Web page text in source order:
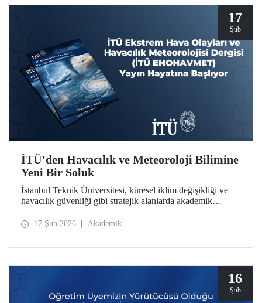
17
Şub
İTÜ’den Havacılık ve Meteoroloji Bilimine
Yeni Bir Soluk
İstanbul Teknik Üniversitesi, küresel iklim değişikliği ve
havacılık güvenliği gibi stratejik alanlarda akademik
Bilimleri Fakültesi bünyesinde hazırlıkları tamamlanan
17 Şub 2026 Akademik
16
Şub